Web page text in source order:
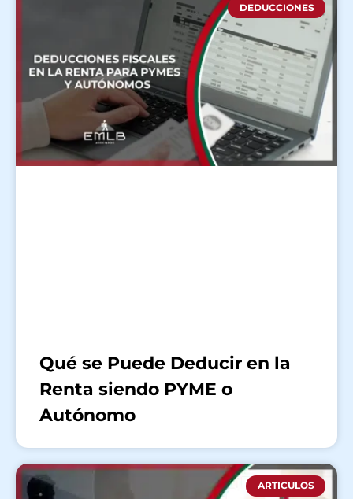
DEDUCCIONES
Qué se Puede Deducir en la
Renta siendo PYME o
Autónomo
ARTICULOS